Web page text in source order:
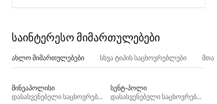
საინტერესო მიმართულებები
ახლო მიმართულებები სხვა ტიპის საცხოვრებლები
მინეაპოლისი
დასასვენებელი საცხოვრებლები
სენტ-პოლი
დასასვენებელი საცხოვრებლები